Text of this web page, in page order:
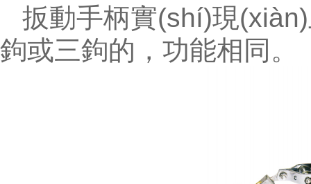
扳動手柄實(shí)現
鉤或三鉤的，功能相同。